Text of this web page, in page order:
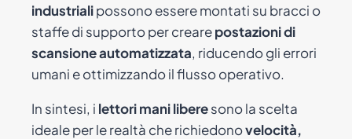
industrialipossono essere montati su bracci o
staffe di supporto per crearepostazioni di
scansione automatizzata, riducendo gli errori
umani e ottimizzando il flusso operativo.
In sintesi, i lettori mani liberesono la scelta
ideale per le realtà che richiedonovelocità,